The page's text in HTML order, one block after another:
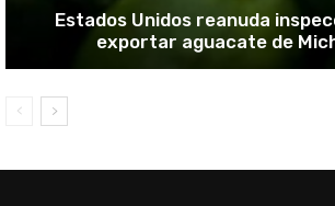
Estados Unidos reanuda
exportar aguacate de